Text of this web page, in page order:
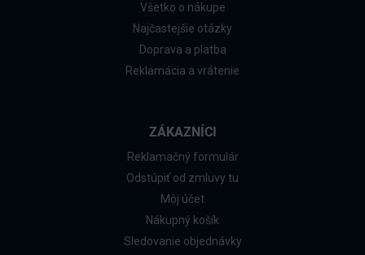
Všetko o nákupe
Najčastejšie otázky
Doprava a platba
Reklamácia a vrátenie
ZÁKAZNÍCI
Reklamačný formulár
Odstúpiť od zmluvy tu
Môj účet
Nákupný košík
Sledovanie objednávky